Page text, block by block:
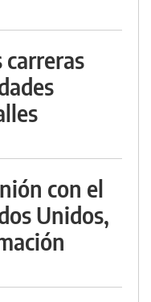
carreras
con el
Unidos,